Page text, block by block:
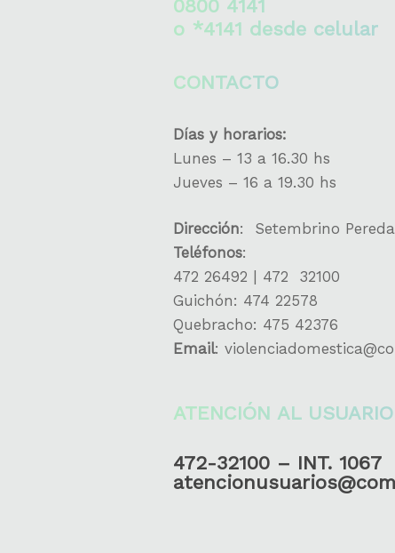
0800 4141
o *4141 desde celular
CONTACTO
Días y horarios:
Lunes – 13 a 16.30 hs
Jueves – 16 a 19.30 hs
Dirección: Setembrino
Teléfonos:
472 26492 | 472 32100
Guichón: 474 22578
Quebracho: 475 42376
Email:
ATENCIÓN AL USUARIO
472-32100 – INT. 1067